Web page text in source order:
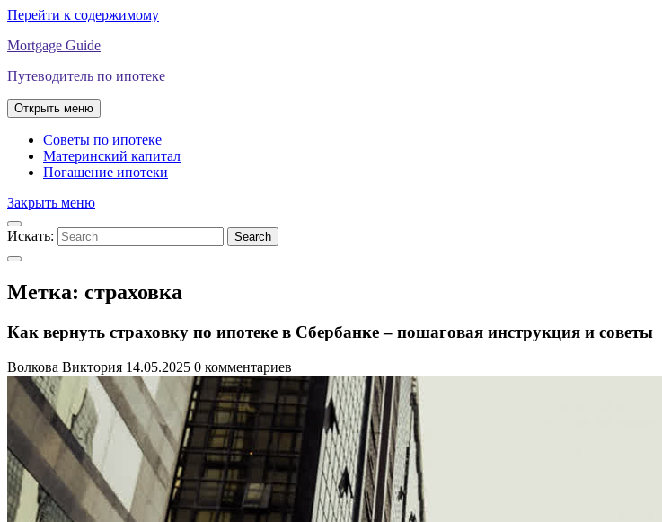
Перейти к содержимому
Mortgage Guide
Путеводитель по ипотеке
Открыть меню
Советы по ипотеке
Материнский капитал
Погашение ипотеки
Закрыть меню
Искать: Search
Метка: страховка
Как вернуть страховку по ипотеке в Сбербанке – пошаговая инструкция и советы
Волкова Виктория 14.05.2025 0 комментариев